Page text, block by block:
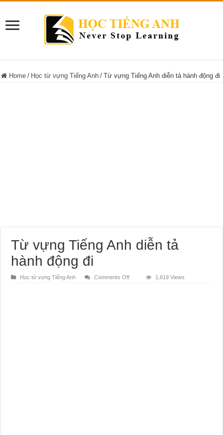
Home / Học từ vựng Tiếng Anh / Từ vựng Tiếng Anh diễn tả hành động đi
Từ vựng Tiếng Anh diễn tả
hành động đi
Học từ vựng Tiếng Anh Comments Offon
1,619 Views